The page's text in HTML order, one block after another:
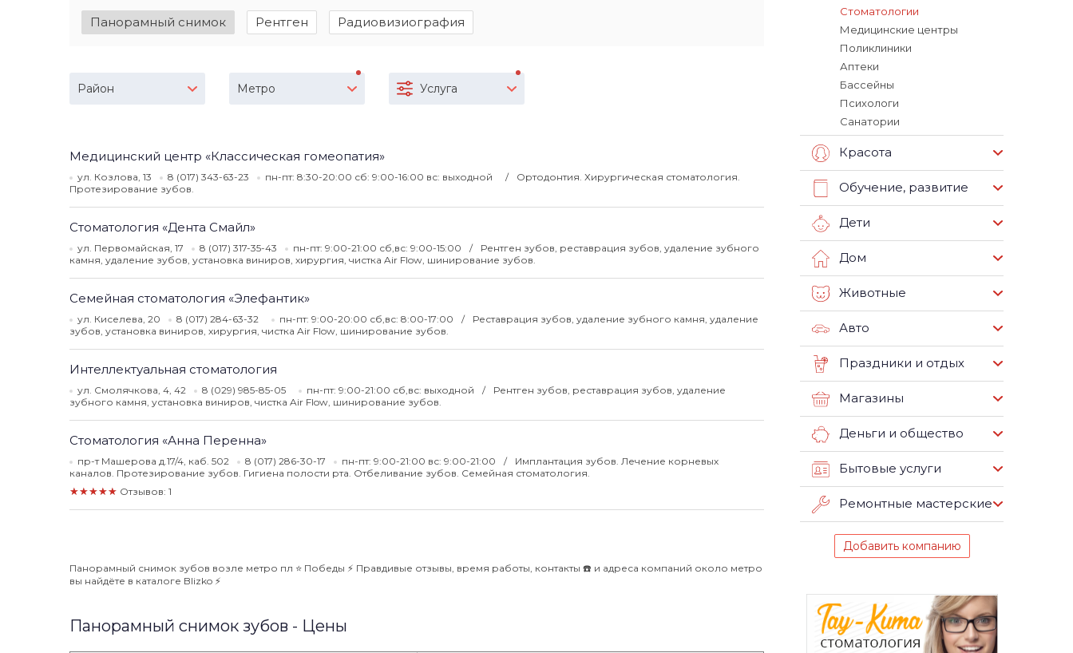
Панорамный снимок Рентген Радиовизиография
Район Метро Услуга
Медицинский центр «Классическая гомеопатия»
ул. Козлова, 13 8 (017) 343-63-23 пн-пт: 8:30-20:00 сб: 9:00-16:00 вс: выходной
Ортодонтия. Хирургическая стоматология.
Протезирование зубов.
Стоматология «Дента Смайл»
ул. Первомайская, 17 8 (017) 317-35-43 пн-пт: 9:00-21:00 сб,вс: 9:00-15:00
Рентген зубов, реставрация зубов, удаление зубного
камня, удаление зубов, установка виниров, хирургия, чистка Air Flow, шинирование зубов.
Семейная стоматология «Элефантик»
ул. Киселева, 20 8 (017) 284-63-32 пн-пт: 9:00-20:00 сб,вс: 8:00-17:00
Реставрация зубов, удаление зубного камня, удаление
зубов, установка виниров, хирургия, чистка Air Flow, шинирование зубов.
Интеллектуальная стоматология
ул. Смолячкова, 4, 42 8 (029) 985-85-05 пн-пт: 9:00-21:00 сб,вс: выходной
Рентген зубов, реставрация зубов, удаление
зубного камня, установка виниров, чистка Air Flow, шинирование зубов.
Стоматология «Анна Перенна»
пр-т Машерова д.17/4, каб. 502 8 (017) 286-30-17 пн-пт: 9:00-21:00 вс: 9:00-21:00
Имплантация зубов. Лечение корневых
каналов. Протезирование зубов. Гигиена полости рта. Отбеливание зубов. Семейная стоматология.
★★★★★ Отзывов: 1
Панорамный снимок зубов возле метро пл ⭐️ Победы ⚡️ Правдивые отзывы, время работы, контакты ☎️ и адреса компаний около метро
вы найдёте в каталоге Blizko ⚡️
Панорамный снимок зубов - Цены
Стоматологии
Медицинские центры
Поликлиники
Аптеки
Бассейны
Психологи
Санатории
Красота
Обучение, развитие
Дети
Дом
Животные
Авто
Праздники и отдых
Магазины
Деньги и общество
Бытовые услуги
Ремонтные мастерские
Добавить компанию